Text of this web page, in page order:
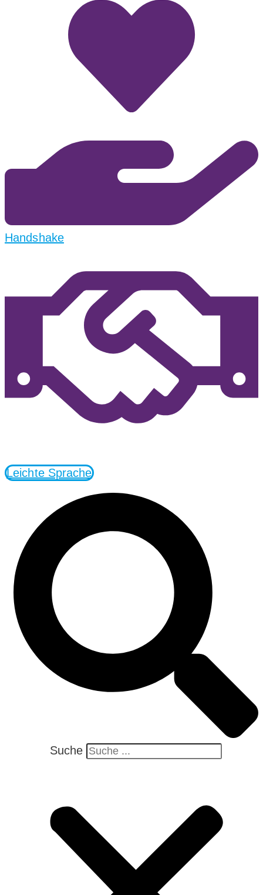
Handshake
Leichte Sprache
Suche